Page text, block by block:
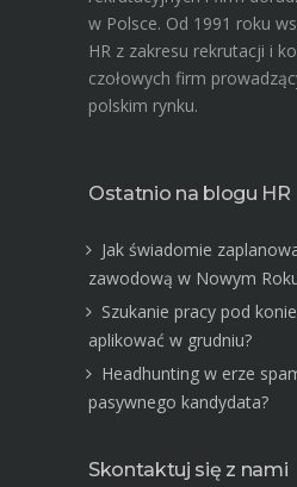
w Polsce. Od 1991 roku
HR z zakresu rekrutacji i
czołowych firm
polskim rynku.
Ostatnio na blogu HR
Jak świadomie
zawodową w Nowym
Szukanie pracy pod
aplikować w grudniu?
Headhunting w erze
pasywnego kandydata?
Skontaktuj się z nami